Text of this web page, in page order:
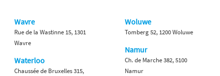
Wavre
Rue de la Wastinne 15, 1301
Wavre
Waterloo
Chaussée de Bruxelles 315,
Woluwe
Tomberg 52, 1200 Woluwe
Namur
Ch. de Marche 382, 5100
Namur